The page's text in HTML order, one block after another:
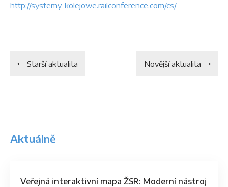
http://systemy-kolejowe.railconference.com/cs/
Starší aktualita Novější aktualita
Aktuálně
Veřejná interaktivní mapa ŽSR: Moderní nástroj